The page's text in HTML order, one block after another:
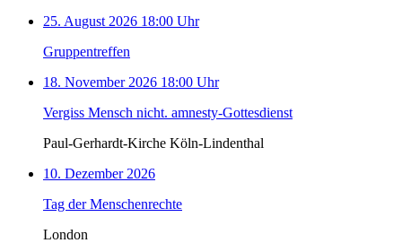
25. August 2026 18:00 Uhr
Gruppentreffen
18. November 2026 18:00 Uhr
Vergiss Mensch nicht. amnesty-Gottesdienst
Paul-Gerhardt-Kirche Köln-Lindenthal
10. Dezember 2026
Tag der Menschenrechte
London